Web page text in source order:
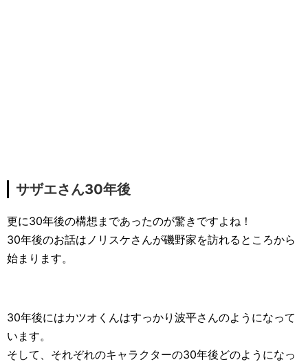
サザエさん30年後
更に30年後の構想まであったのが驚きですよね！
30年後のお話はノリスケさんが磯野家を訪れるところから
始まります。
30年後にはカツオくんはすっかり波平さんのようになって
います。
そして、それぞれのキャラクターの30年後どのようになっ